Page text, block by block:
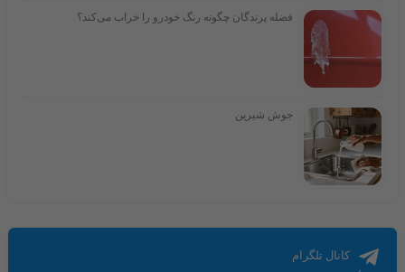
فضله پرندگان چگونه رنگ خودرو را خراب می‌کند؟
جوش شیرین
کانال تلگرام